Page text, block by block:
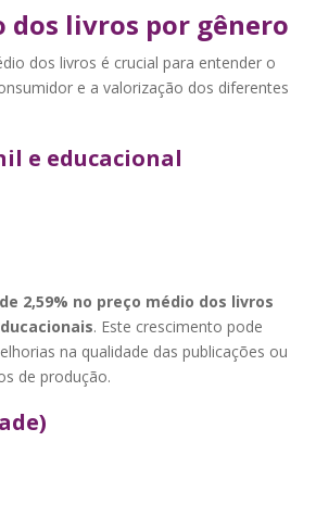
dos livros por gênero
dos livros é crucial para entender o
e a valorização dos diferentes
e educacional
2,59% no preço médio dos livros
. Este crescimento pode
na qualidade das publicações ou
de produção.